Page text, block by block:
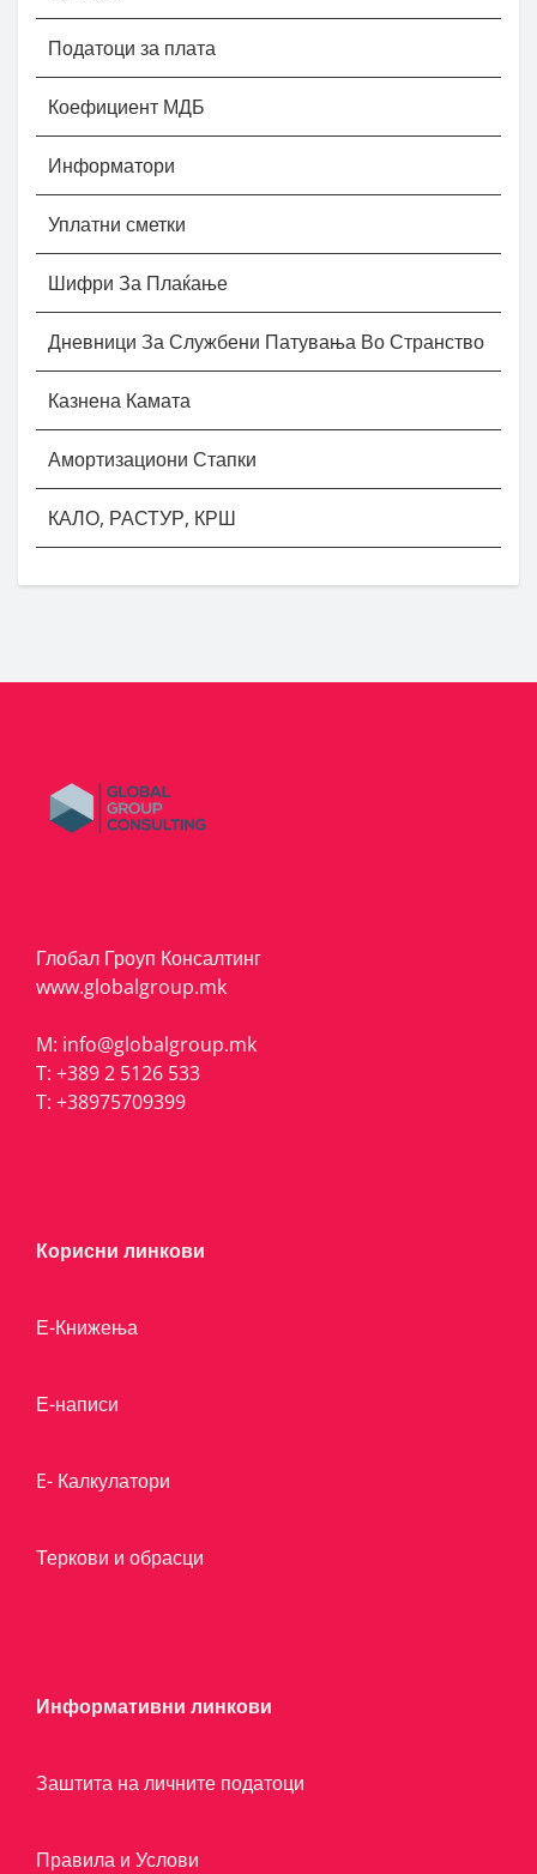
Податоци за плата
Коефициент МДБ
Информатори
Уплатни сметки
Шифри За Плаќање
Дневници За Службени Патувања Во Странство
Казнена Камата
Амортизациони Стапки
КАЛО, РАСТУР, КРШ
Глобал Гроуп Консалтинг
www.globalgroup.mk
M: info@globalgroup.mk
T: +389 2 5126 533
T: +38975709399
Корисни линкови
Е-Книжења
Е-написи
E- Калкулатори
Теркови и обрасци
Информативни линкови
Заштита на личните податоци
Правила и Услови